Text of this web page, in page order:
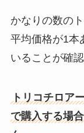
かなりの数の
平均価格が1本
いることが確
トリコチロア
で購入する場